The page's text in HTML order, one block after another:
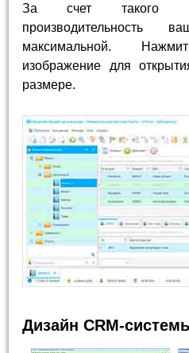
За счет такого
производительность
максимальной.
изображение для
размере.
Дизайн CRM-